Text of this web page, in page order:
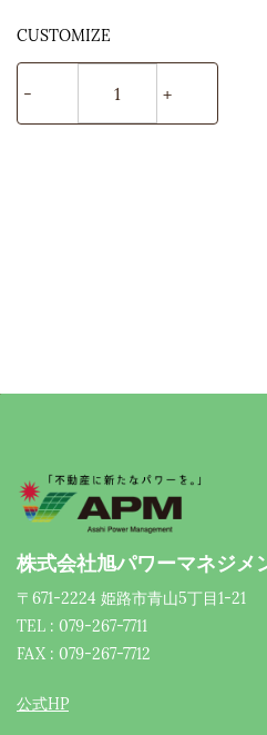
CUSTOMIZE
株式会社旭パワーマネジメ
〒671-2224 姫路市青山5丁目1-21
TEL : 079-267-7711
FAX : 079-267-7712
公式HP